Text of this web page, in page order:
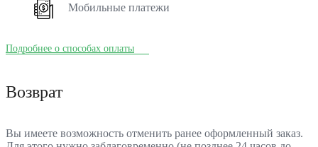
Мобильные платежи
Подробнее о способах оплаты
Возврат
Вы имеете возможность отменить ранее оформленный заказ.